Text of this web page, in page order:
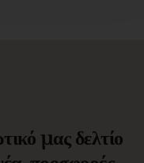
μας δελτίο